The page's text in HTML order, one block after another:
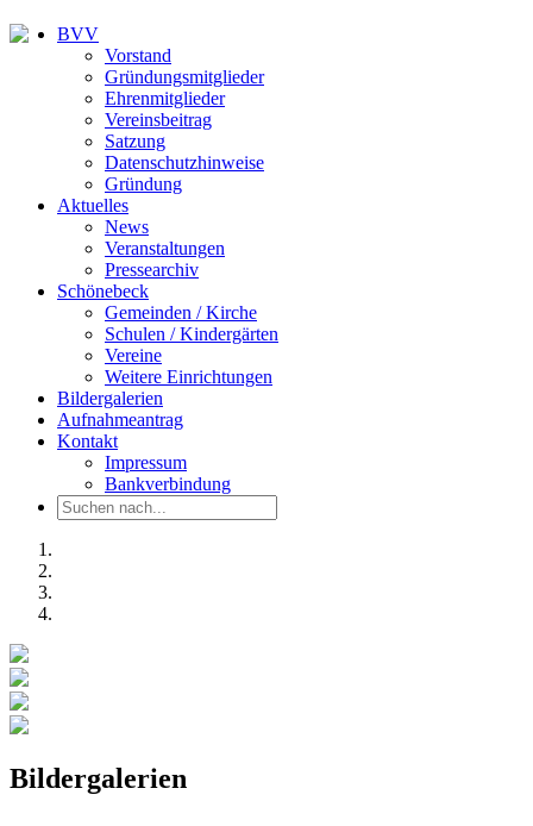
BVV
Vorstand
Gründungsmitglieder
Ehrenmitglieder
Vereinsbeitrag
Satzung
Datenschutzhinweise
Gründung
Aktuelles
News
Veranstaltungen
Pressearchiv
Schönebeck
Gemeinden / Kirche
Schulen / Kindergärten
Vereine
Weitere Einrichtungen
Bildergalerien
Aufnahmeantrag
Kontakt
Impressum
Bankverbindung
Bildergalerien